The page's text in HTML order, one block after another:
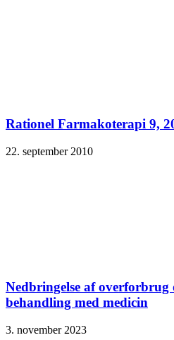
Rationel Farmakoterapi 9,
22. september 2010
Nedbringelse af overforbrug
behandling med medicin
3. november 2023